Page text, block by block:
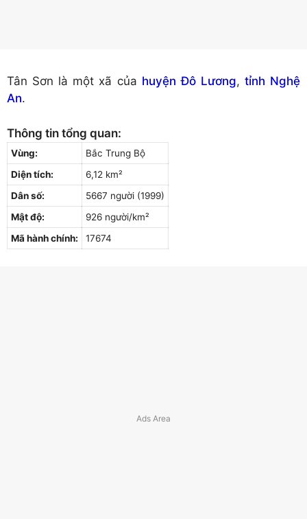
Tân Sơn là một xã của huyện Đô Lương, tỉnh Nghệ
An.
Thông tin tổng quan:
Vùng:
Bắc Trung Bộ
Diện tích:
6,12 km²
Dân số:
5667 người (1999)
Mật độ:
926 người/km²
Mã hành chính:
17674